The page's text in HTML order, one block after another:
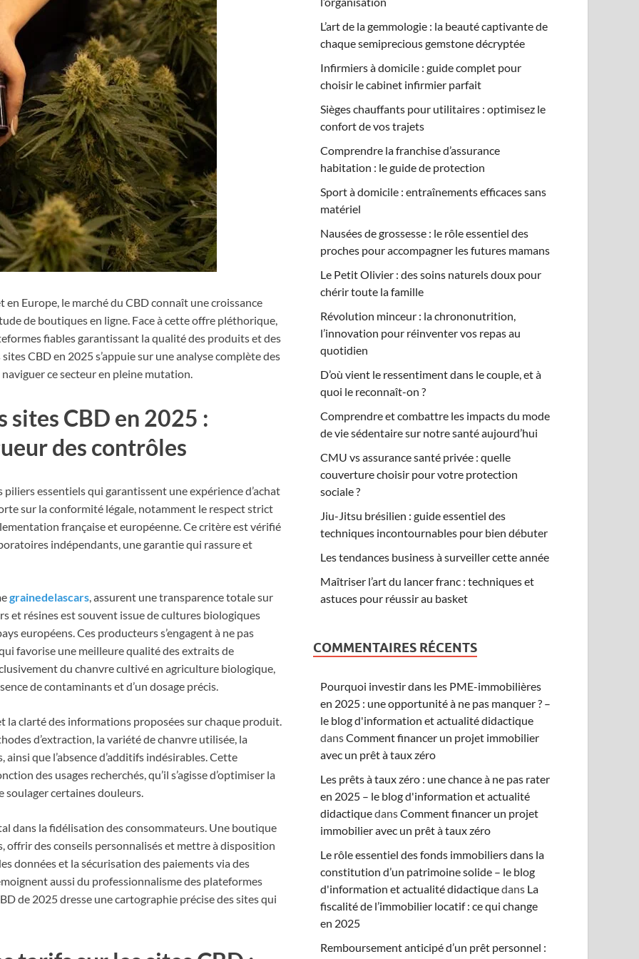
Europe, le marché du CBD connaît une croissance
de boutiques en ligne. Face à cette offre pléthorique,
fiables garantissant la qualité des produits et des
CBD en 2025 s’appuie sur une analyse complète des
ce secteur en pleine mutation.
CBD en 2025 :
des contrôles
essentiels qui garantissent une expérience d’achat
sur la conformité légale, notamment le respect strict
française et européenne. Ce critère est vérifié
indépendants, une garantie qui rassure et
grainedelascars, assurent une transparence totale sur
et résines est souvent issue de cultures biologiques
européens. Ces producteurs s’engagent à ne pas
favorise une meilleure qualité des extraits de
du chanvre cultivé en agriculture biologique,
de contaminants et d’un dosage précis.
clarté des informations proposées sur chaque produit.
d’extraction, la variété de chanvre utilisée, la
que l’absence d’additifs indésirables. Cette
des usages recherchés, qu’il s’agisse d’optimiser la
soulager certaines douleurs.
dans la fidélisation des consommateurs. Une boutique
offrir des conseils personnalisés et mettre à disposition
données et la sécurisation des paiements via des
aussi du professionnalisme des plateformes
de 2025 dresse une cartographie précise des sites qui
L’art de la gemmologie : la beauté captivante de
chaque semiprecious gemstone décryptée
Infirmiers à domicile : guide complet pour
choisir le cabinet infirmier parfait
Sièges chauffants pour utilitaires : optimisez le
confort de vos trajets
Comprendre la franchise d’assurance
habitation : le guide de protection
Sport à domicile : entraînements efficaces sans
matériel
Nausées de grossesse : le rôle essentiel des
proches pour accompagner les futures mamans
Le Petit Olivier : des soins naturels doux pour
chérir toute la famille
Révolution minceur : la chrononutrition,
l’innovation pour réinventer vos repas au
quotidien
D’où vient le ressentiment dans le couple, et à
quoi le reconnaît-on ?
Comprendre et combattre les impacts du mode
de vie sédentaire sur notre santé aujourd’hui
CMU vs assurance santé privée : quelle
couverture choisir pour votre protection
sociale ?
Jiu-Jitsu brésilien : guide essentiel des
techniques incontournables pour bien débuter
Les tendances business à surveiller cette année
Maîtriser l’art du lancer franc : techniques et
astuces pour réussir au basket
COMMENTAIRES RÉCENTS
Pourquoi investir dans les PME-immobilières
en 2025 : une opportunité à ne pas manquer ? –
le blog d'information et actualité didactique
dansComment financer un projet immobilier
avec un prêt à taux zéro
Les prêts à taux zéro : une chance à ne pas rater
en 2025 – le blog d'information et actualité
didactiquedansComment financer un projet
immobilier avec un prêt à taux zéro
Le rôle essentiel des fonds immobiliers dans la
constitution d’un patrimoine solide – le blog
d'information et actualité didactiquedans La
fiscalité de l’immobilier locatif : ce qui change
en 2025
Remboursement anticipé d’un prêt personnel :